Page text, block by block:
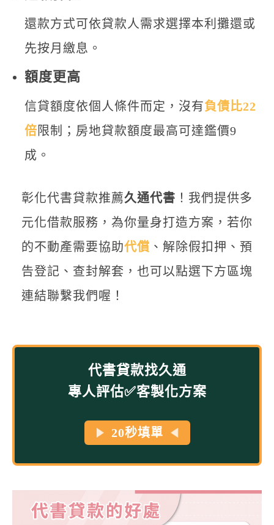
還款方式可依貸款人需求選擇本利攤還或
先按月繳息。
額度更高
信貸額度依個人條件而定，沒有負債比22
倍 限制；房地貸款額度最高可達鑑價9
成。
彰化代書貸款推薦久通代書 ！我們提供多
元化借款服務，為你量身打造方案，若你
的不動產需要協助代償 、解除假扣押、預
告登記、查封解套，也可以點選下方區塊
連結聯繫我們喔！
代書貸款找久通
專人評估✅客製化方案
20秒填單